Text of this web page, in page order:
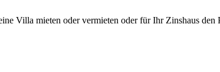
Villa mieten oder vermieten oder für Ihr Zinshaus